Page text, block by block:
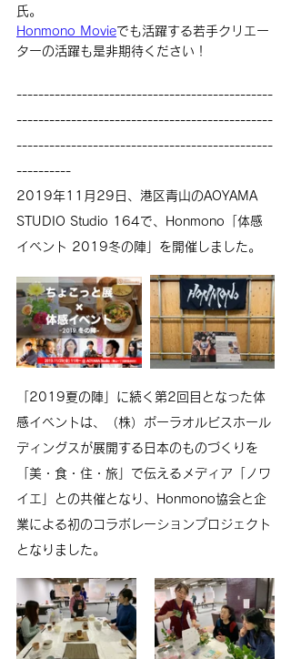
氏。
Honmono Movieでも活躍する若手クリエー
ターの活躍も是非期待ください！
-----------------------------------------------
-----------------------------------------------
-----------------------------------------------
----------
2019年11月29日、港区青山のAOYAMA
STUDIO Studio 164で、 Honmono「体感
イベント 2019冬の陣」 を開催しました。
「2019夏の陣」に続く第2回目となった体
感イベントは、（株）ポーラオルビスホール
ディングスが展開する日本のものづくりを
「美・食・住・旅」で伝えるメディア「ノワ
イエ」との共催となり、 Honmono協会と企
業による初のコラボレーションプロジェクト
となりました。